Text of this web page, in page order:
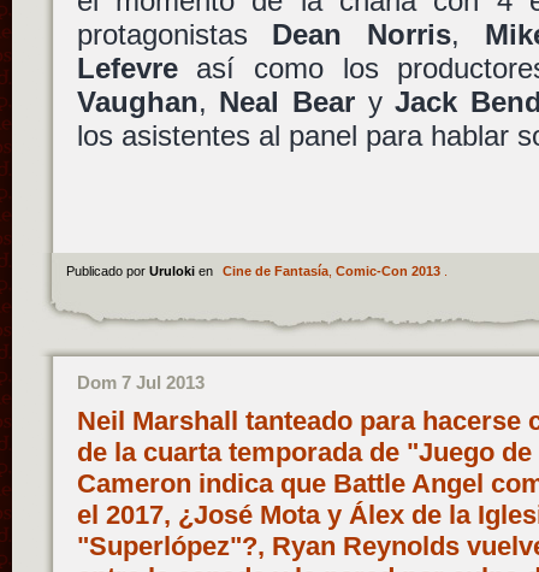
protagonistas Dean Norris,
Lefevreasí como los
Vaughan, Neal BearyJack
los asistentes al panel para hablar
Publicado por Uruloki en Cine de Fantasía, Comic-Con 2013.
Dom 7 Jul 2013
Neil Marshall tanteado para hacerse
de la cuarta temporada de "Juego
Cameron indica que Battle Angel
el 2017, ¿José Mota y Álex de la
"Superlópez"?, Ryan Reynolds